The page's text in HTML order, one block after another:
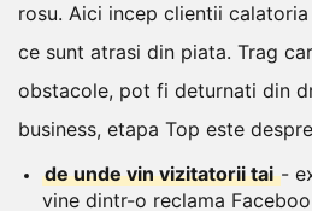
rosu. Aici incep clientii
ce sunt atrasi din piata. Trag
obstacole, pot fi deturnati din
business, etapa Top este
de unde vin vizitatorii tai-
vine dintr-o reclama